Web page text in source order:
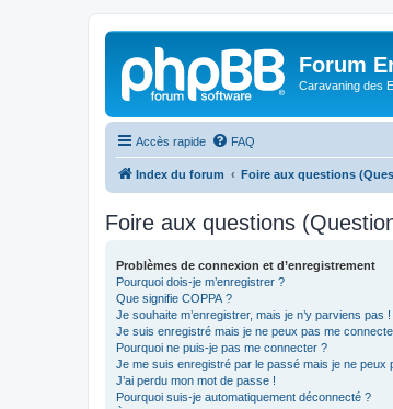
Forum
Caravaning des
Accès rapide FAQ
Index du forum Foire aux questions
Foire aux questions
Problèmes de connexion et d’enregistrement
Pourquoi dois-je m’enregistrer ?
Que signifie COPPA ?
Je souhaite m’enregistrer, mais je n’y parviens pas !
Je suis enregistré mais je ne peux pas me
Pourquoi ne puis-je pas me connecter ?
Je me suis enregistré par le passé mais je ne peux
J’ai perdu mon mot de passe !
Pourquoi suis-je automatiquement déconnecté ?